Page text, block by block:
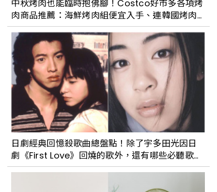
民小吃，在萬華長到台灣小吃的單純與美
味
手執繪筆的行樂作家_林嘉翔：碼頭工人
上工前吃的慈聖宮廟前米粉湯、鹹粥等高
熱量小吃， 迪化街上的杏仁油條及消失的
醬菜清粥，都是屬於大稻埕繁華一頁的早
餐時光
大稻埕老字號小吃：永樂米苔傳承古法的
經典美味依舊不變
萬華人一定都知道的老滋味，營業101年的
「兩喜號魷魚焿」，由第四代老闆帶著感
激、樂觀、創意，大步邁向下個百年
中秋烤肉也能臨時抱佛腳！Costco好市多各項烤
肉商品推薦：海鮮烤肉組便宜入手、連韓國烤肉
常見的紫蘇葉也有
日劇經典回憶殺歌曲總盤點！除了宇多田光因日
劇《First Love》回燒的歌外，還有哪些必聽歌
單？